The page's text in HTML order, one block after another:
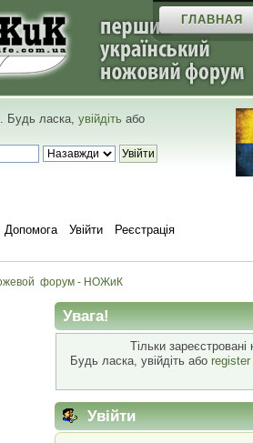
ГЛАВНАЯ
. Будь ласка, увійдіть або
Допомога Увійти Реєстрація
форум - НОЖиК
Увага!
Тільки
Будь ласка, увійдіть або
Увійти